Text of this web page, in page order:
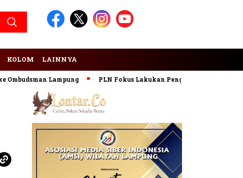
KOLOM LAINNYA
Lampung PLN Fokus Lakukan Pengembangan Pembangkit